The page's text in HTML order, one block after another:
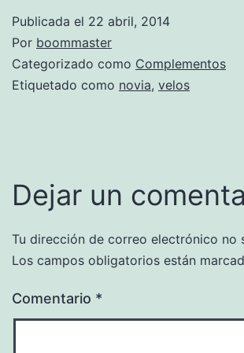
Publicada el 22 abril, 2014
Por boommaster
Categorizado como Complementos
Etiquetado como novia, velos
Dejar un
Tu dirección de correo electrónico no
Los campos obligatorios están
Comentario *